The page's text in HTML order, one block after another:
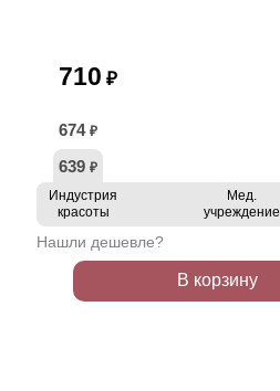
710 ₽
674 ₽
639 ₽
Индустрия
красоты
Мед.
учреждение
Нашли дешевле?
В корзину